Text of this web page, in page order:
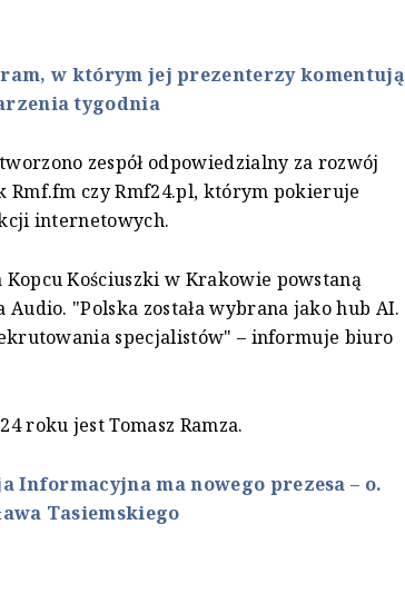
w którym jej prezenterzy komentują
tygodnia
zespół odpowiedzialny za rozwój
czy Rmf24.pl, którym pokieruje
internetowych.
Kościuszki w Krakowie powstaną
"Polska została wybrana jako hub AI.
specjalistów" – informuje biuro
roku jest Tomasz Ramza.
Informacyjna ma nowego prezesa – o.
Tasiemskiego